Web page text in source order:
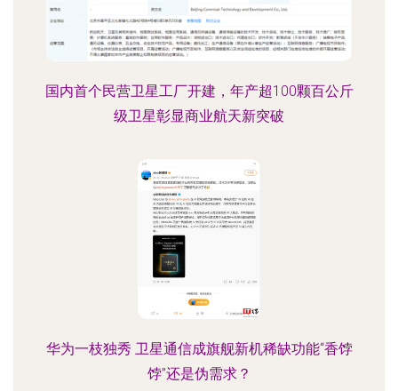
国内首个民营卫星工厂开建，年产超100颗百公斤
级卫星彰显商业航天新突破
华为一枝独秀 卫星通信成旗舰新机稀缺功能“香饽
饽”还是伪需求？